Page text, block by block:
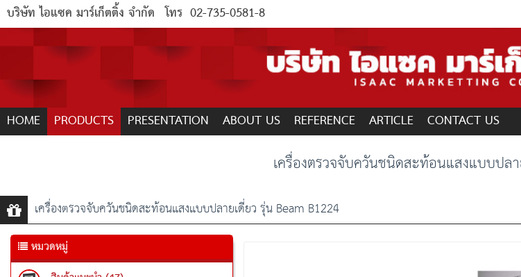
บริษัท ไอแซค มาร์เก็ตติ้ง จำกัด โทร 02-735-0581-8
HOME PRODUCTS PRESENTATION ABOUT US REFERENCE ARTICLE CONTACT US
เครื่องตรวจจับควันชนิดสะท้อนแสงแบบปล
เครื่องตรวจจับควันชนิดสะท้อนแสงแบบปลายเดี่ยว รุ่น Beam B1224
หมวดหมู่